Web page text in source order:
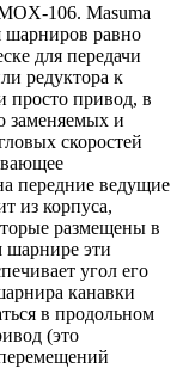
106. Masuma
шарниров равно
для передачи
редуктора к
просто привод, в
заменяемых и
скоростей
передние ведущие
из корпуса,
размещены в
шарнире эти
угол его
канавки
в продольном
(это